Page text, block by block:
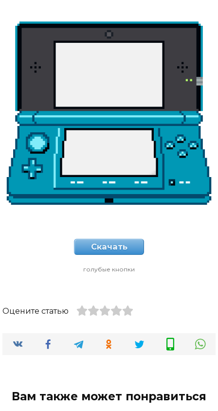
Скачать
голубые кнопки
Оцените статью
Вам также может понравиться